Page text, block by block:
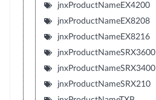
jnxProductNameEX4200
jnxProductNameEX8208
jnxProductNameEX8216
jnxProductNameSRX3600
jnxProductNameSRX3400
jnxProductNameSRX210